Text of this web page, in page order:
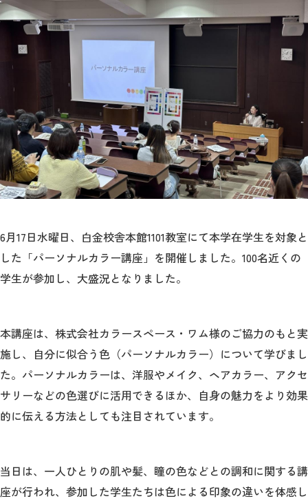
明治学院大学について
教育
学生生活
留学・国際交流
キャリア
生涯学習・社会連携
入試情報サイト
2026年9月入学者向け 新入生サイト
MGグッズ オンラインショップ
（外部サイト）
6月17日水曜日、白金校舎本館1101教室にて本学在学生を対象と
した「パーソナルカラー講座」を開催しました。 100名近くの
学生が参加し、大盛況となりました。
本講座は、株式会社カラースペース・ワム様のご協力のもと実
施し、自分に似合う色（パーソナルカラー）について学びまし
た。パーソナルカラーは、洋服やメイク、ヘアカラー、アクセ
サリーなどの色選びに活用できるほか、自身の魅力をより効果
的に伝える方法としても注目されています。
当日は、一人ひとりの肌や髪、瞳の色などとの調和に関する講
座が行われ、参加した学生たちは色による印象の違いを体感し